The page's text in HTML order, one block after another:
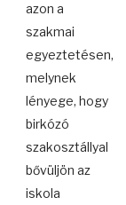
azon a
szakmai
egyeztetésen,
melynek
lényege, hogy
birkózó
szakosztállyal
bővüljön az
iskola